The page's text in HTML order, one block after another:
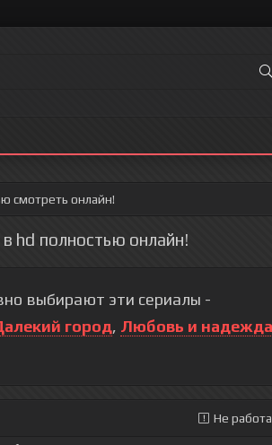
смотреть онлайн!
hd полностью онлайн!
выбирают эти сериалы -
город, Любовь и надежда
Не